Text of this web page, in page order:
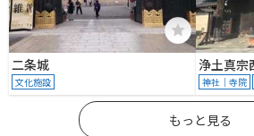
二条城
文化施設
浄土真宗
神社｜寺院
もっと見る